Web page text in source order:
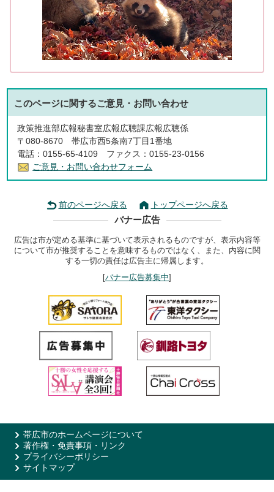
このページに関するご意見・お問い合わせ
政策推進部広報秘書室広報広聴課広報広聴係
〒080-8670 帯広市西5条南7丁目1番地
電話：0155-65-4109 ファクス：0155-23-0156
ご意見・お問い合わせフォーム
前のページへ戻る トップページへ戻る
バナー広告
広告は市が定める基準に基づいて表示されるものですが、表示内容等
について市が推奨することを意味するものではなく、また、内容に関
する一切の責任は広告主に帰属します。
[バナー広告募集中]
帯広市のホームページについて
著作権・免責事項・リンク
プライバシーポリシー
サイトマップ